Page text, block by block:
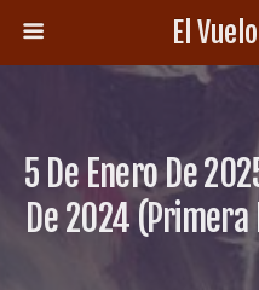
El
5 De Enero De
De 2024